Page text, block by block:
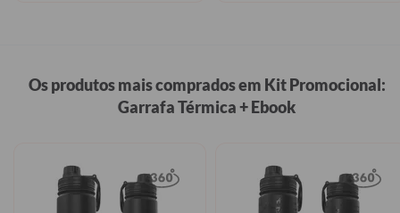
Os produtos mais comprados em Kit Promocional:
Garrafa Térmica + Ebook